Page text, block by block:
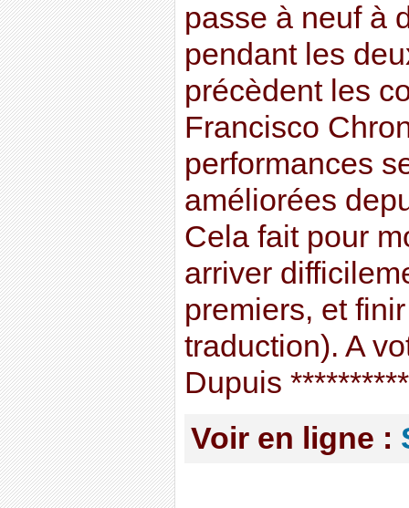
passe à neuf à
pendant les
précèdent les
Francisco
performances
améliorées
Cela fait pour
arriver
premiers, et
traduction). A
Dupuis
Voir en ligne :